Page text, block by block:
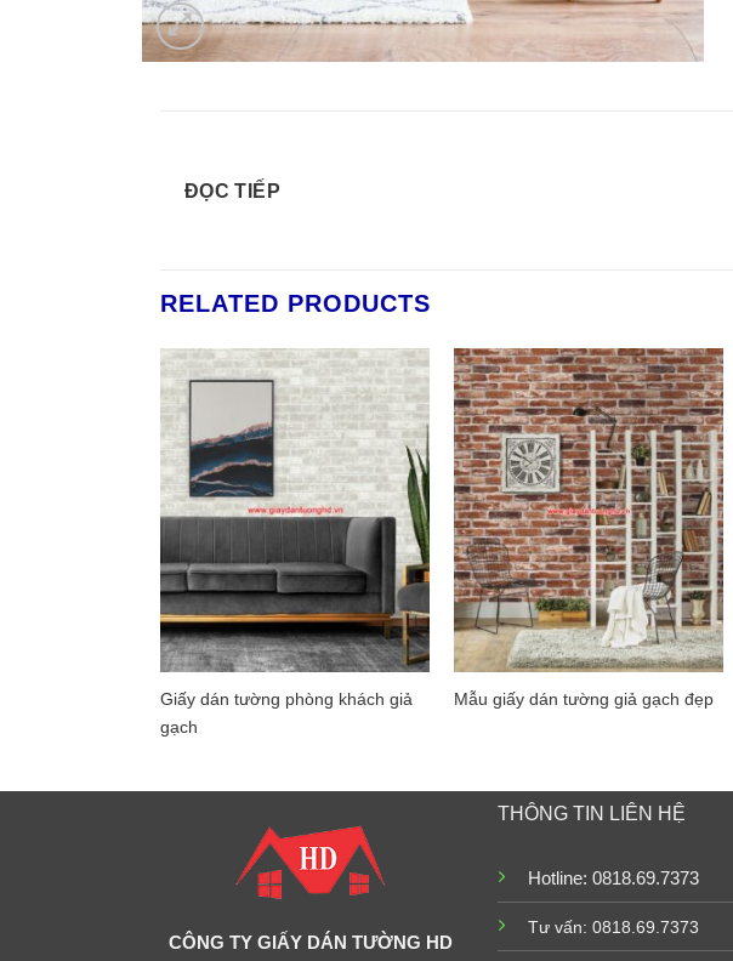
ĐỌC TIẾP
RELATED PRODUCTS
Giấy dán tường phòng khách giả
gạch
Mẫu giấy dán tường giả gạch đẹp
CÔNG TY GIẤY DÁN TƯỜNG HD
THÔNG TIN LIÊN HỆ
Hotline: 0818.69.7373
Tư vấn: 0818.69.7373